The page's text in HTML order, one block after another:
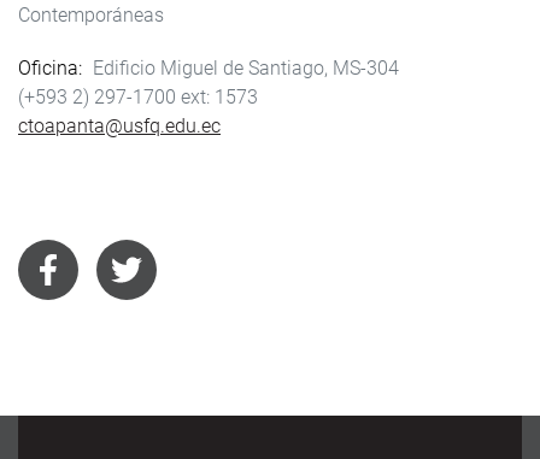
Contemporáneas
Oficina
Edificio Miguel de Santiago, MS-304
(+593 2) 297-1700
1573
ctoapanta@usfq.edu.ec